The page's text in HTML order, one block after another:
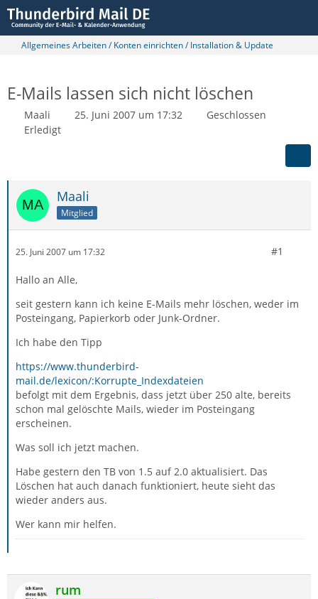
Allgemeines Arbeiten / Konten einrichten / Installation & Update
E-Mails lassen sich nicht löschen
Maali 25. Juni 2007 um 17:32
Geschlossen
Erledigt
Maali
Mitglied
25. Juni 2007 um 17:32 #1
Hallo an Alle,
seit gestern kann ich keine E-Mails mehr löschen, weder im
Posteingang, Papierkorb oder Junk-Ordner.
Ich habe den Tipp
https://www.thunderbird-
mail.de/lexicon/:Korrupte_Indexdateien
befolgt mit dem Ergebnis, dass jetzt über 250 alte, bereits
schon mal gelöschte Mails, wieder im Posteingang
erscheinen.
Was soll ich jetzt machen.
Habe gestern den TB von 1.5 auf 2.0 aktualisiert. Das
Löschen hat auch danach funktioniert, heute sieht das
wieder anders aus.
Wer kann mir helfen.
rum